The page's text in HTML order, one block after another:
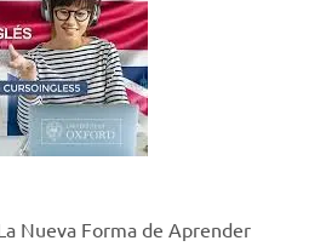
Nueva Forma de Aprender